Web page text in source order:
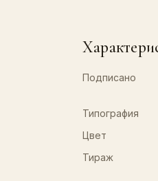
Подписано
Типография
Цвет
Тираж